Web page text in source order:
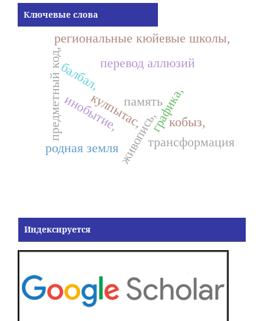
Ключевые слова
живопись,графика,кобыз,
балбал,
кулпытас,
предметный код,инобытие, память
перевод аллюзий
трансформация
региональные кюйевые школы,
родная земля
Индексируется